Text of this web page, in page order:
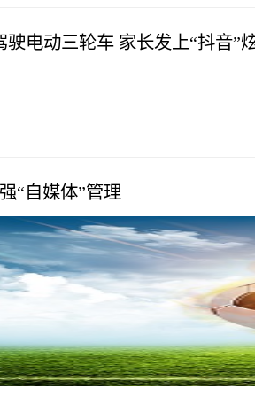
驶电动三轮车 家长发上“抖音”
“自媒体”管理